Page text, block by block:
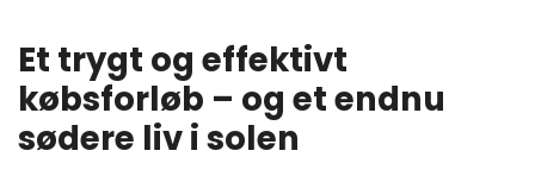
Et trygt og effektivt
købsforløb – og et endnu
sødere liv i solen